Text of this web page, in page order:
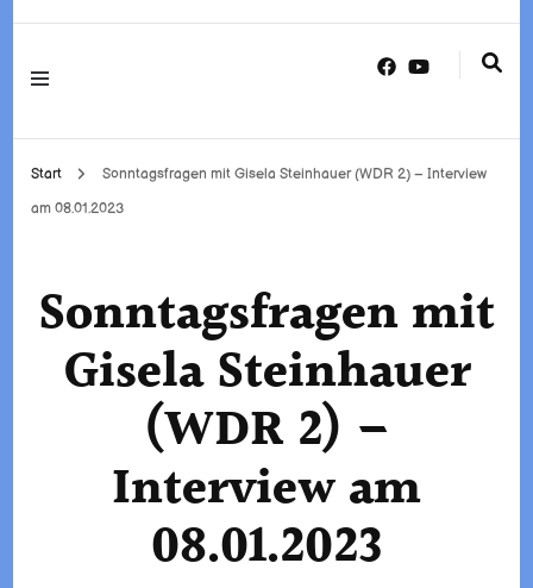
Start
Sonntagsfragen mit Gisela Steinhauer (WDR 2) – Interview
am 08.01.2023
Sonntagsfragen mit
Gisela Steinhauer
(WDR 2) –
Interview am
08.01.2023